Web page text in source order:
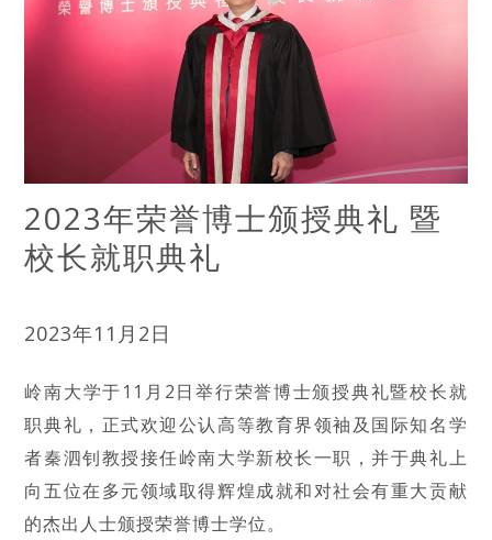
2023年荣誉博士颁授典礼 暨
校长就职典礼
2023年11月2日
岭南大学于11月2日举行荣誉博士颁授典礼暨校长就
职典礼，正式欢迎公认高等教育界领袖及国际知名学
者秦泗钊教授接任岭南大学新校长一职，并于典礼上
向五位在多元领域取得辉煌成就和对社会有重大贡献
的杰出人士颁授荣誉博士学位。